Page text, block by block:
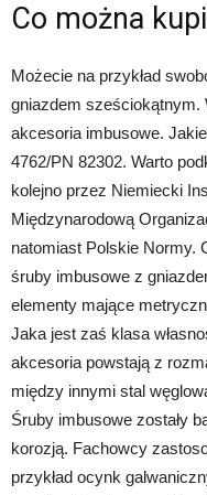
Co można
Możecie na przykład
gniazdem sześciokątnym.
akcesoria imbusowe.
4762/PN 82302. Warto
kolejno przez Niemiecki
Międzynarodową
natomiast Polskie Normy.
śruby imbusowe z
elementy mające
Jaka jest zaś klasa
akcesoria powstają z
między innymi stal
Śruby imbusowe zostały
korozją. Fachowcy
przykład ocynk